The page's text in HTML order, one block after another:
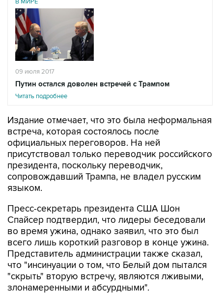
09 июля 2017
Путин остался доволен встречей с Трампом
Читать подробнее
Издание отмечает, что это была неформальная
встреча, которая состоялось после
официальных переговоров. На ней
присутствовал только переводчик российского
президента, поскольку переводчик,
сопровождавший Трампа, не владел русским
языком.
Пресс-секретарь президента США Шон
Спайсер подтвердил, что лидеры беседовали
во время ужина, однако заявил, что это был
всего лишь короткий разговор в конце ужина.
Представитель администрации также сказал,
что "инсинуации о том, что Белый дом пытался
"скрыть" вторую встречу, являются лживыми,
злонамеренными и абсурдными".